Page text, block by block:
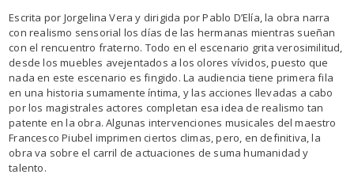
Escrita por Jorgelina Vera y dirigida por Pablo D’Elía, la obra narra
con realismo sensorial los días de las hermanas mientras sueñan
con el rencuentro fraterno. Todo en el escenario grita verosimilitud,
desde los muebles avejentados a los olores vívidos, puesto que
nada en este escenario es fingido. La audiencia tiene primera fila
en una historia sumamente íntima, y las acciones llevadas a cabo
por los magistrales actores completan esa idea de realismo tan
patente en la obra. Algunas intervenciones musicales del maestro
Francesco Piubel imprimen ciertos climas, pero, en definitiva, la
obra va sobre el carril de actuaciones de suma humanidad y
talento.